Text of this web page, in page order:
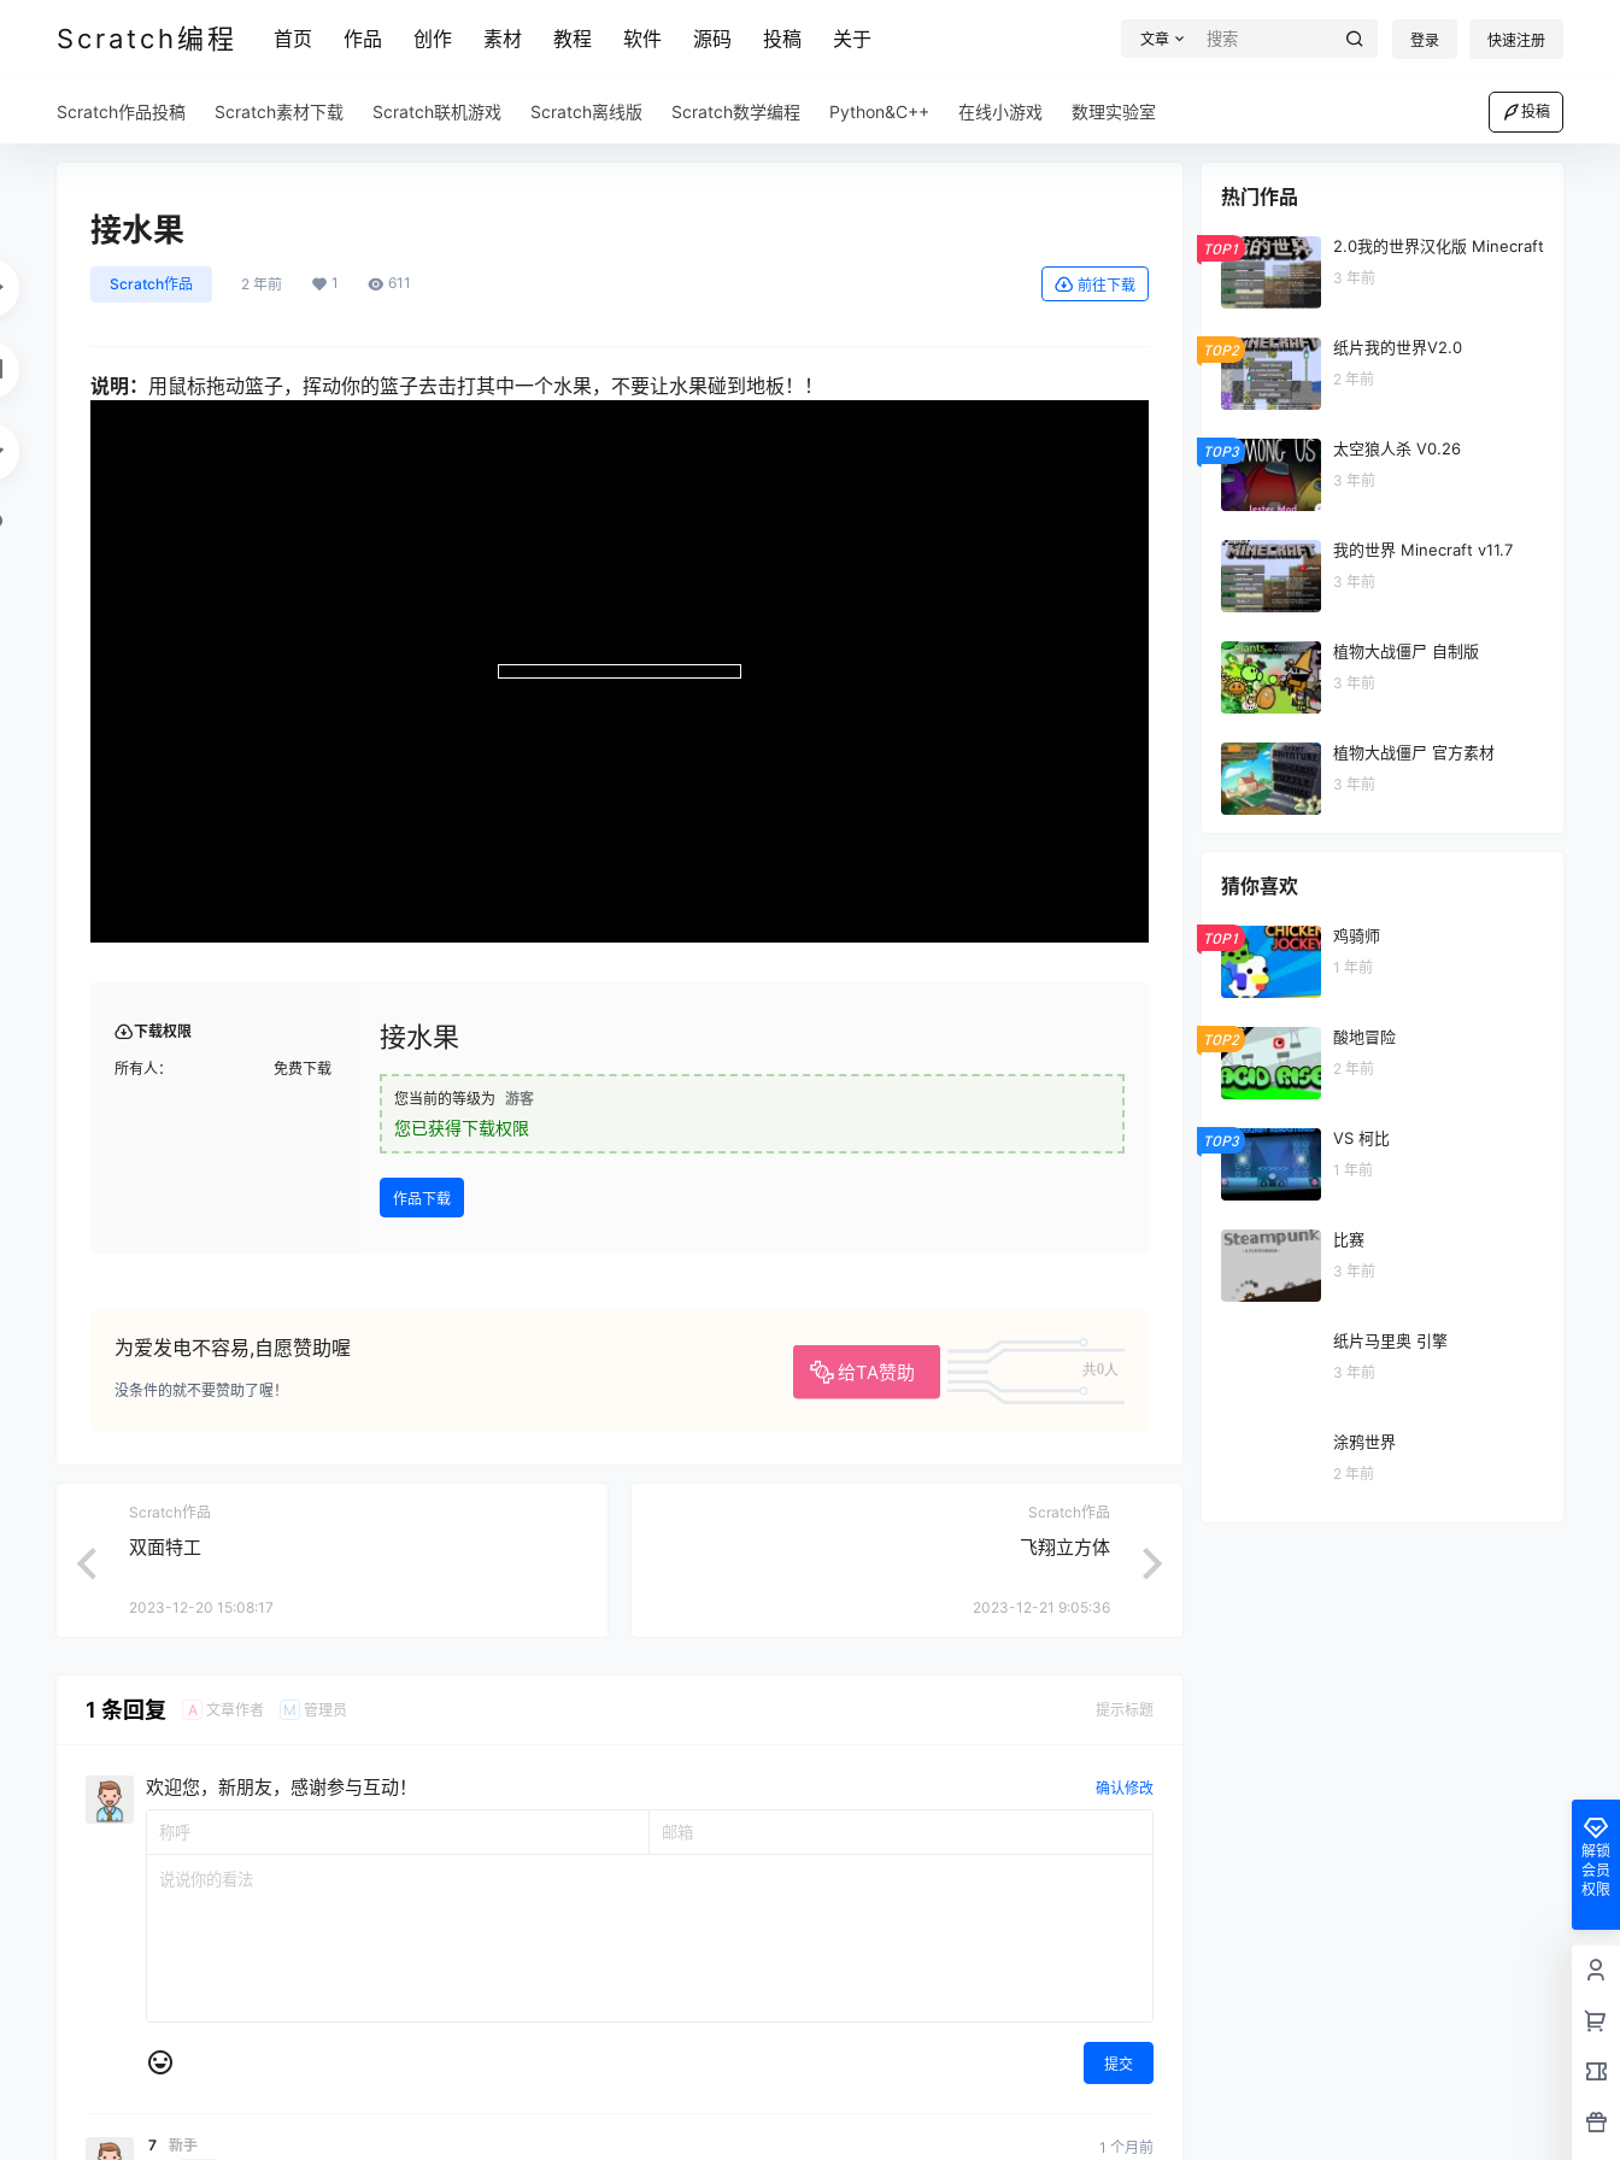
Scratch编程 首页 作品 创作 素材 教程 软件 源码 投稿 关于 文章 登录 快速注册
Scratch作品投稿 Scratch素材下载 Scratch联机游戏 Scratch离线版 Scratch数学编程 Python&C++ 在线小游戏 数理实验室 投稿
接水果
Scratch作品 2 年前 1 611 前往下载
说明： 用鼠标拖动篮子，挥动你的篮子去击打其中一个水果，不要让水果碰到地板！！
下载权限
所有人： 免费下载
接水果
您当前的等级为 游客
您已获得下载权限
作品下载
为爱发电不容易,自愿赞助喔
给TA赞助 共0人
没条件的就不要赞助了喔！
Scratch作品
双面特工
2023-12-20 15:08:17
Scratch作品
飞翔立方体
2023-12-21 9:05:36
1 条回复 A 文章作者 M 管理员 提示标题
欢迎您，新朋友，感谢参与互动！ 确认修改
提交
7 新手 1 个月前
热门作品
TOP1 2.0我的世界汉化版 Minecraft
3 年前
TOP2 纸片我的世界V2.0
2 年前
TOP3 太空狼人杀 V0.26
3 年前
我的世界 Minecraft v11.7
3 年前
植物大战僵尸 自制版
3 年前
植物大战僵尸 官方素材
3 年前
猜你喜欢
TOP1 鸡骑师
1 年前
TOP2 酸地冒险
2 年前
TOP3 VS 柯比
1 年前
比赛
3 年前
纸片马里奥 引擎
3 年前
涂鸦世界
2 年前
解锁
会员
权限